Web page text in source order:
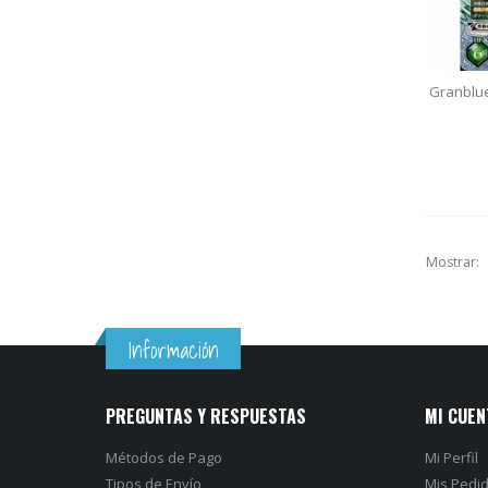
Mostrar:
Información
PREGUNTAS Y RESPUESTAS
Métodos de Pago
Tipos de Envío
MI
Mi Perfil
Mis